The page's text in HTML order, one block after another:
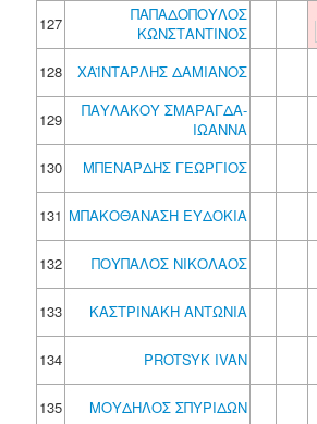
127
ΠΑΠΑΔΟΠΟΥΛΟΣ
ΚΩΝΣΤΑΝΤΙΝΟΣ
128
ΧΑΪΝΤΑΡΛΗΣ ΔΑΜΙΑΝΟΣ
129
ΠΑΥΛΑΚΟΥ ΣΜΑΡΑΓΔΑ-
ΙΩΑΝΝΑ
130
ΜΠΕΝΑΡΔΗΣ ΓΕΩΡΓΙΟΣ
131 ΜΠΑΚΟΘΑΝΑΣΗ ΕΥΔΟΚΙΑ
132
ΠΟΥΠΑΛΟΣ ΝΙΚΟΛΑΟΣ
133
ΚΑΣΤΡΙΝΑΚΗ ΑΝΤΩΝΙΑ
134
PROTSYK IVAN
135
ΜΟΥΔΗΛΟΣ ΣΠΥΡΙΔΩΝ